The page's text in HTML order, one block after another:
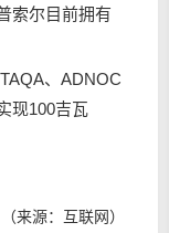
索尔目前拥有
、ADNOC
现100吉瓦
（来源：互联网）